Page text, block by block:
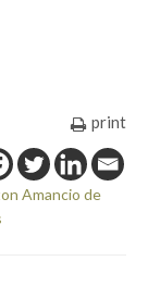
print
Amancio de